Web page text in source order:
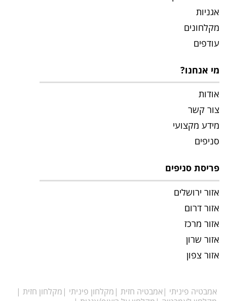
אגניות
מקלחונים
עודפים
מי אנחנו?
אודות
צור קשר
מידע מקצועי
סניפים
פריסת סניפים
אזור ירושלים
אזור דרום
אזור מרכז
אזור שרון
אזור צפון
אמבטיה פיניתי אמבטיה חזית מקלחון פיניתי
מקלחון חזית